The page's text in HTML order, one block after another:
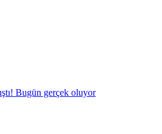
Bugün gerçek oluyor